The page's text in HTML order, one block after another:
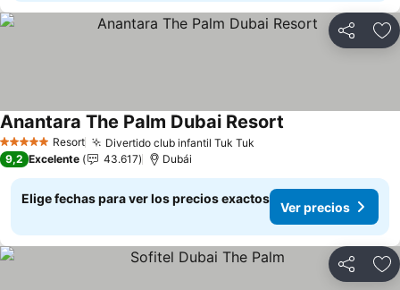
Compartir
5 Estrellas Resort Divertido club infantil Tuk Tuk
Anantara The Palm Dubai Resort
9,2 Excelente 43.617 Dubái
Elige fechas para ver los precios exactos
Ver precios
Compartir